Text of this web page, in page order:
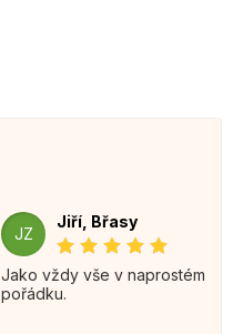
JZ
Jiří, Břasy
Jako vždy vše v naprostém
pořádku.